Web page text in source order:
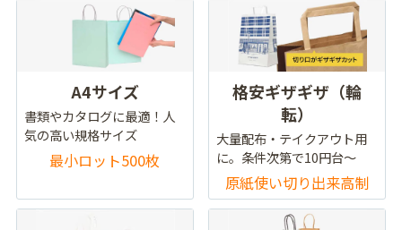
A4サイズ
書類やカタログに最適！人
気の高い規格サイズ
最小ロット500枚
格安ギザギザ（輪
転）
大量配布・テイクアウト用
に。条件次第で10円台～
原紙使い切り出来高制